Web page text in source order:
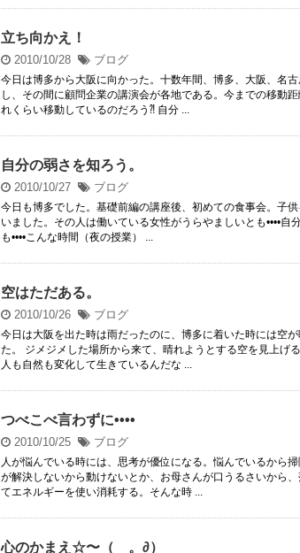
立ち向かえ！
2010/10/28 ブログ
今日は博多から大阪に向かった。十数年間、博多、大阪、名
し、その間に顧問企業の講演会が各地である。今までの移動
れくらい移動しているのだろう⁈ 自分 ...
自分の弱さを知ろう。
2010/10/27 ブログ
今日も博多でした。基礎前編の講座後、初めての食事会。子
いました。その人は働いている女性がうらやましいとも••••自
も••••こんな時間（夜の授業） ...
空はただある。
2010/10/26 ブログ
今日は大阪を出た時は雨だったのに、博多に着いた時には空
た。 ジメジメした場所から来て、晴れようとする空を見上げ
人も自然も変化して生きているんだな ...
つべこべ言わずに••••
2010/10/25 ブログ
人が悩んでいる時には、思考が優位になる。悩んでいるから
が解決しないから動けないとか、お母さんが口うるさいから
てエネルギーを使い消耗する。そんな時 ...
心のかまえ☆〜（ゝ。∂）